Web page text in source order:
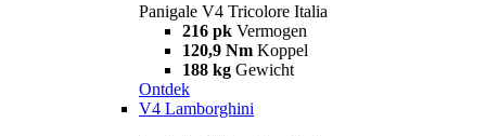
Panigale V4 Tricolore Italia
216 pk Vermogen
120,9 Nm Koppel
188 kg Gewicht
Ontdek
V4 Lamborghini